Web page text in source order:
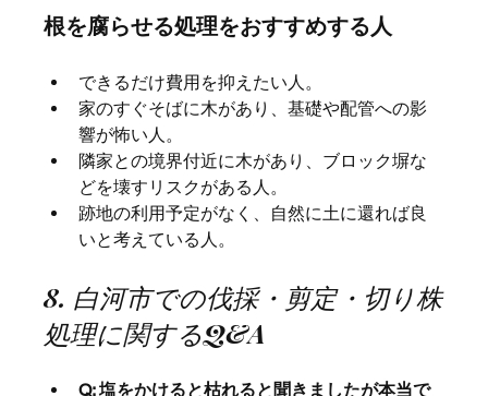
根を腐らせる処理をおすすめする人
できるだけ費用を抑えたい人。
家のすぐそばに木があり、基礎や配管への影
響が怖い人。
隣家との境界付近に木があり、ブロック塀な
どを壊すリスクがある人。
跡地の利用予定がなく、自然に土に還れば良
いと考えている人。
8. 白河市での伐採・剪定・切り株
処理に関するQ&A
Q: 塩をかけると枯れると聞きましたが本当で